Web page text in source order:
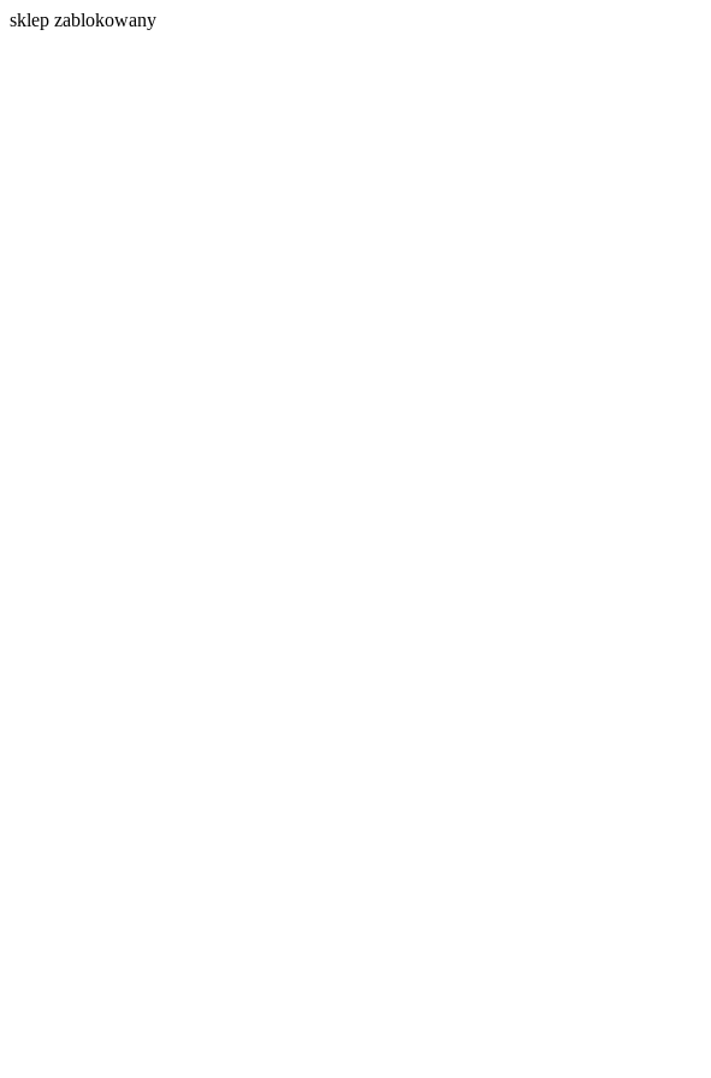
sklep zablokowany